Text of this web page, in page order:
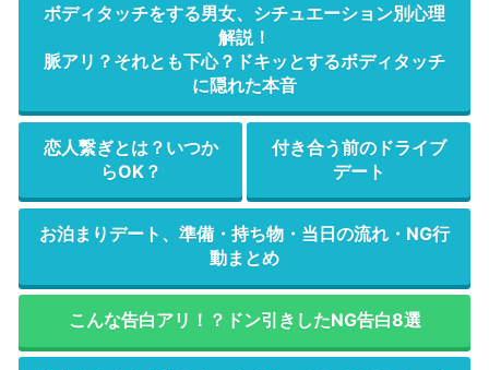
ボディタッチをする男女、シチュエーション別心理
解説！
脈アリ？それとも下心？ドキッとするボディタッチ
に隠れた本音
恋人繋ぎとは？いつか
らOK？
付き合う前のドライブ
デート
お泊まりデート、準備・持ち物・当日の流れ・NG行
動まとめ
こんな告白アリ！？ドン引きしたNG告白8選